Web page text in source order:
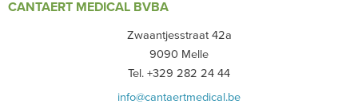
CANTAERT MEDICAL BVBA
Zwaantjesstraat 42a
9090 Melle
Tel. +329 282 24 44
info@cantaertmedical.be